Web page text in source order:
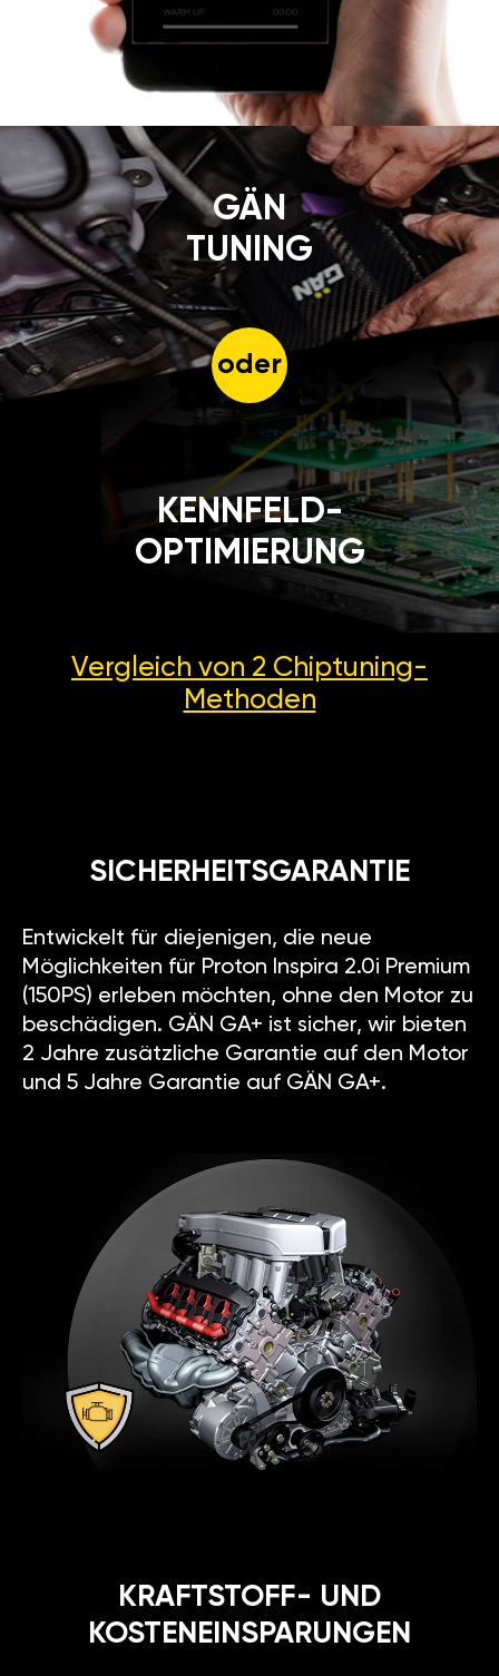
GÄN
TUNING
oder
KENNFELD-
OPTIMIERUNG
Vergleich von 2 Chiptuning-
Methoden
SICHERHEITSGARANTIE
Entwickelt für diejenigen, die neue
Möglichkeiten für Proton Inspira 2.0i Premium
(150PS) erleben möchten, ohne den Motor zu
beschädigen. GÄN GA+ ist sicher, wir bieten
2 Jahre zusätzliche Garantie auf den Motor
und 5 Jahre Garantie auf GÄN GA+.
KRAFTSTOFF- UND
KOSTENEINSPARUNGEN